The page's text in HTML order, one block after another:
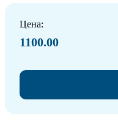
Цена:
1100.00